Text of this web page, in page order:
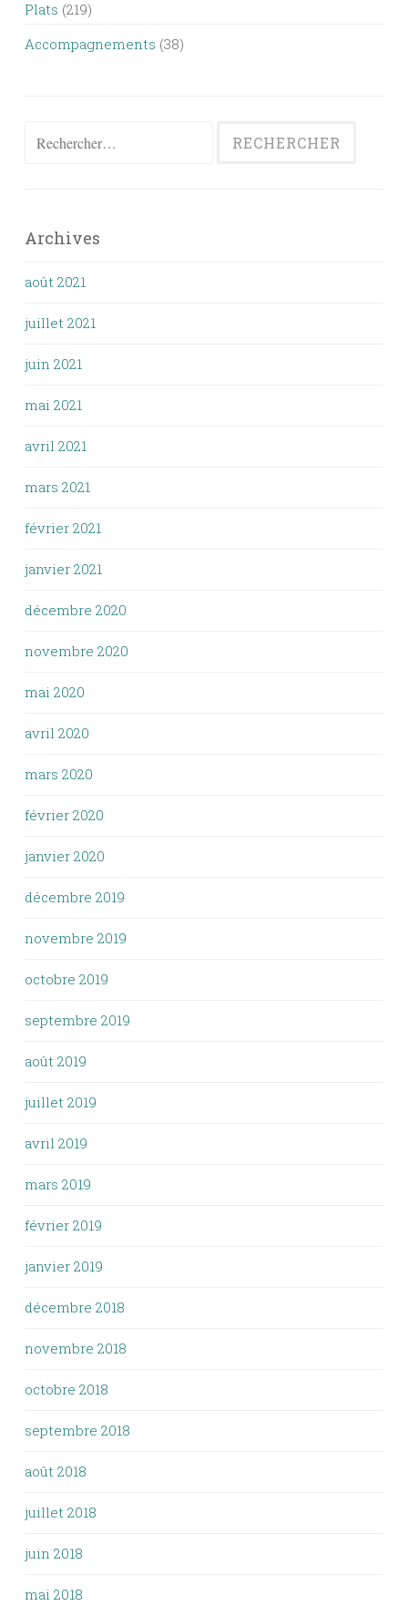
Plats (219)
Accompagnements (38)
Rechercher :
Archives
août 2021
juillet 2021
juin 2021
mai 2021
avril 2021
mars 2021
février 2021
janvier 2021
décembre 2020
novembre 2020
mai 2020
avril 2020
mars 2020
février 2020
janvier 2020
décembre 2019
novembre 2019
octobre 2019
septembre 2019
août 2019
juillet 2019
avril 2019
mars 2019
février 2019
janvier 2019
décembre 2018
novembre 2018
octobre 2018
septembre 2018
août 2018
juillet 2018
juin 2018
mai 2018